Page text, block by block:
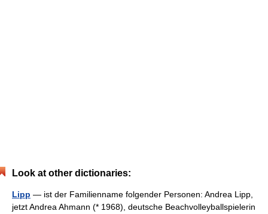
Look at other dictionaries:
Lipp — ist der Familienname folgender Personen: Andrea Lipp,
jetzt Andrea Ahmann (* 1968), deutsche Beachvolleyballspielerin